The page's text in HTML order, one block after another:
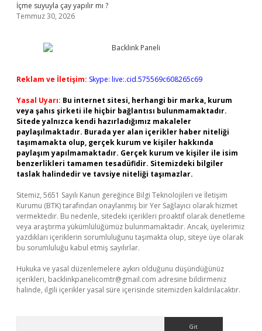
İçme suyuyla çay yapılır mı ?
Temmuz 30, 2026
Reklam ve İletişim: Skype: live:.cid.575569c608265c69
Yasal Uyarı: Bu internet sitesi, herhangi bir marka, kurum
veya şahıs şirketi ile hiçbir bağlantısı bulunmamaktadır.
Sitede yalnızca kendi hazırladığımız makaleler
paylaşılmaktadır. Burada yer alan içerikler haber niteliği
taşımamakta olup, gerçek kurum ve kişiler hakkında
paylaşım yapılmamaktadır. Gerçek kurum ve kişiler ile isim
benzerlikleri tamamen tesadüfidir. Sitemizdeki bilgiler
taslak halindedir ve tavsiye niteliği taşımazlar.
Sitemiz, 5651 Sayılı Kanun gereğince Bilgi Teknolojileri ve İletişim
Kurumu (BTK) tarafından onaylanmış bir Yer Sağlayıcı olarak hizmet
vermektedir. Bu nedenle, sitedeki içerikleri proaktif olarak denetleme
veya araştırma yükümlülüğümüz bulunmamaktadır. Ancak, üyelerimiz
yazdıkları içeriklerin sorumluluğunu taşımakta olup, siteye üye olarak
bu sorumluluğu kabul etmiş sayılırlar.
Hukuka ve yasal düzenlemelere aykırı olduğunu düşündüğünüz
içerikleri, backlinkpanelicomtr@gmail.com adresine bildirmeniz
halinde, ilgili içerikler yasal süre içerisinde sitemizden kaldırılacaktır.